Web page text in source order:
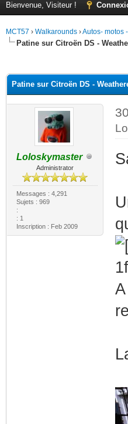
Bienvenue, Visiteur !
MCT57 › Walkarounds ›Autos- motos
Patine sur Citroën DS -
Patine sur Citroën DS -
Loloskymaster
Administrator
Messages : 4,291
Sujets : 969
:
: 1
Inscription : Feb 2009